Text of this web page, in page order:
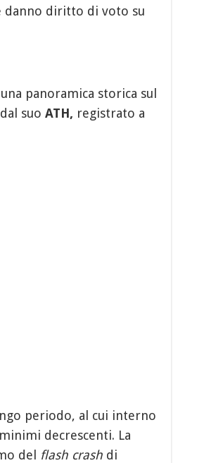
danno diritto di voto su
panoramica storica sul
suo ATH, registrato a
periodo, al cui interno
decrescenti. La
del
flash crashdi